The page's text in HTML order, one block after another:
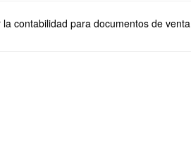
contabilidad para documentos de venta